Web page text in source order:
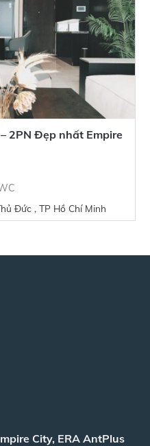
2PN Đẹp nhất Empire
Đức , TP Hồ Chí Minh
City, ERA AntPlus